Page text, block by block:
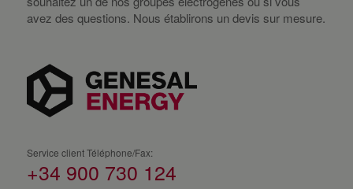
avez des questions. Nous établirons un devis sur mesure.
Service client Téléphone/Fax:
+34 900 730 124